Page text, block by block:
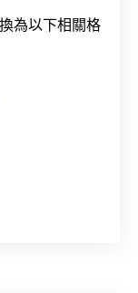
為以下相關格